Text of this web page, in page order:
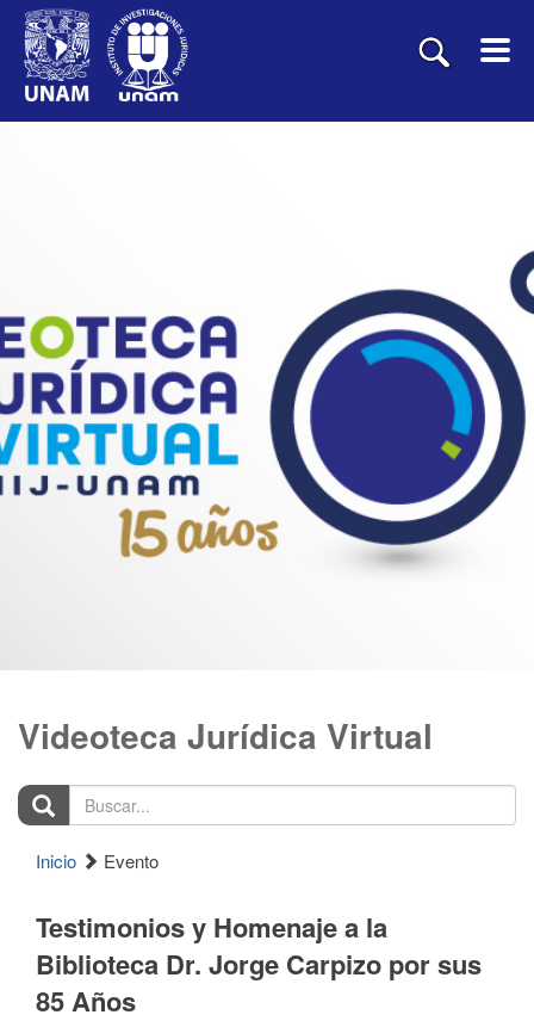
Videoteca Jurídica Virtual
Buscar...
Inicio Evento
Testimonios y Homenaje a la
Biblioteca Dr. Jorge Carpizo por sus
85 Años